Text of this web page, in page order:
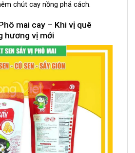
chút cay nồng phá cách.
mai cay – Khi vị quê
hương vị mới